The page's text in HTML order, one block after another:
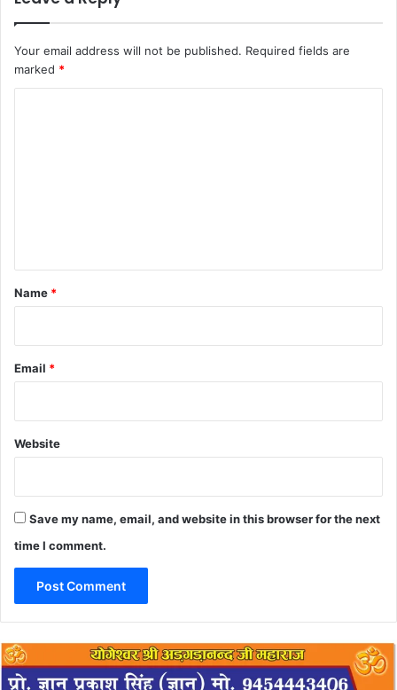
Your email address will not be published. Required fields are
marked *
*
Name *
Email *
Website
Save my name, email, and website in this browser for the next
time I comment.